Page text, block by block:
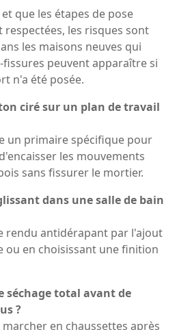
que les étapes de pose
les risques sont
les maisons neuves qui
peuvent apparaître si
n'a été posée.
ciré sur un plan de travail
un primaire spécifique pour
les mouvements
sans fissurer le mortier.
dans une salle de bain
rendu antidérapant par l'ajout
ou en choisissant une finition
séchage total avant de
?
en chaussettes après